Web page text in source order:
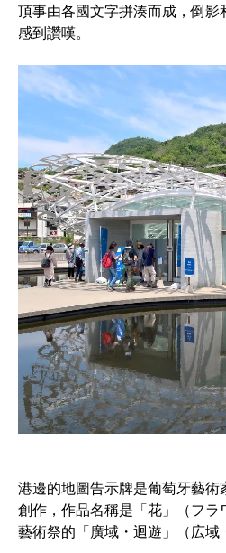
頂事由各國文字拼湊而成，倒影
感到讚嘆。
港邊的地圖告示牌是葡萄牙藝
創作，作品名稱是「花」（フ
藝術祭的「廣域・迴遊」（広域